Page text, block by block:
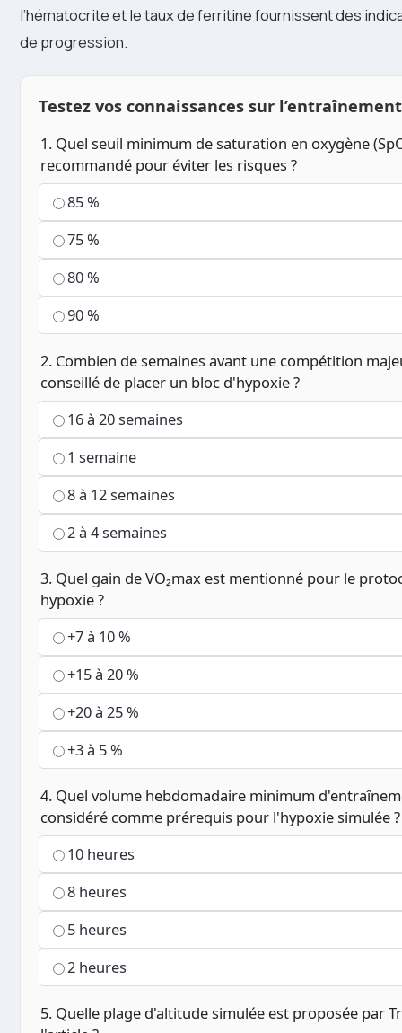
l’hématocrite et le taux de ferritine fournissent des
de progression.
Testez vos connaissances sur
1. Quel seuil minimum de saturation en oxygène
recommandé pour éviter les risques ?
85 %
75 %
80 %
90 %
2. Combien de semaines avant une compétition
conseillé de placer un bloc d'hypoxie ?
16 à 20 semaines
1 semaine
8 à 12 semaines
2 à 4 semaines
3. Quel gain de VO₂max est mentionné pour le
hypoxie ?
+7 à 10 %
+15 à 20 %
+20 à 25 %
+3 à 5 %
4. Quel volume hebdomadaire minimum
considéré comme prérequis pour l'hypoxie simulée ?
10 heures
8 heures
5 heures
2 heures
5. Quelle plage d'altitude simulée est proposée par